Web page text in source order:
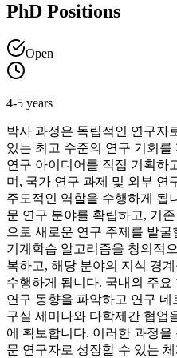
PhD Positions
Open
4-5 years
박사 과정은 독립적인 연구자
있는 최고 수준의 연구 기회
연구 아이디어를 직접 기획하
며, 국가 연구 과제 및 외부 연
주도적인 역할을 수행하게 됩
문 연구 분야를 확립하고, 기
으로 새로운 연구 주제를 발
기계학습 알고리즘을 창의적
복하고, 해당 분야의 지식 경
수행하게 됩니다. 국내외 주
연구 동향을 파악하고 연구
구실 세미나와 다학제간 협업
에 확보합니다. 이러한 과정
문 연구자로 성장할 수 있는